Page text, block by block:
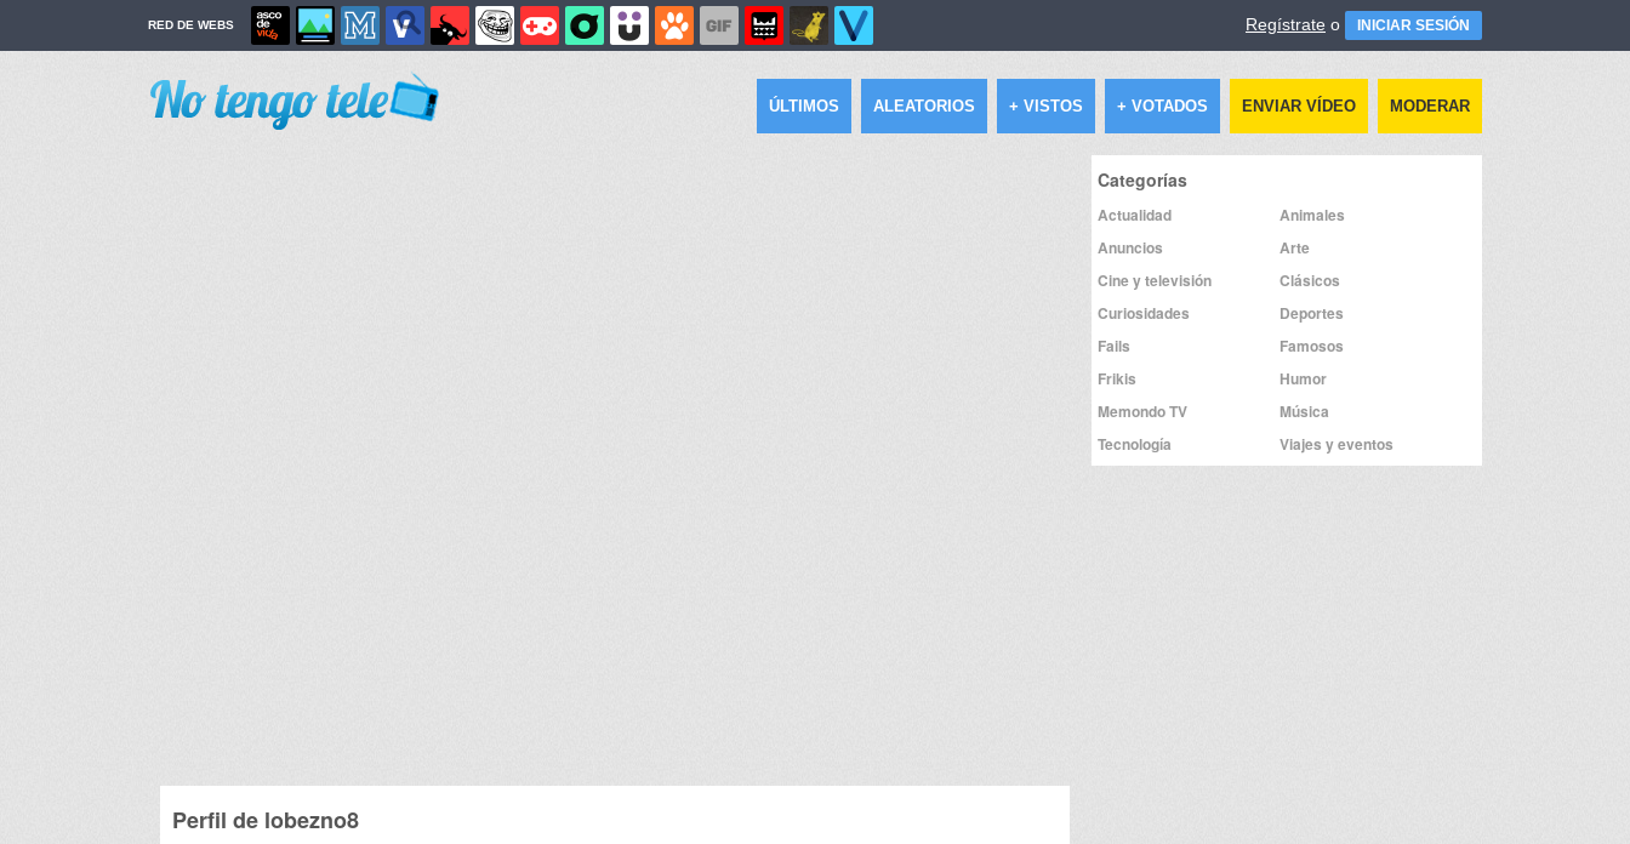
RED DE WEBS Regístrate o INICIAR SESIÓN
ÚLTIMOS ALEATORIOS + VISTOS + VOTADOS ENVIAR VÍDEO MODERAR
Perfil de lobezno8
Categorías
Actualidad
Animales
Anuncios
Arte
Cine y televisión
Clásicos
Curiosidades
Deportes
Fails
Famosos
Frikis
Humor
Memondo TV
Música
Tecnología
Viajes y eventos